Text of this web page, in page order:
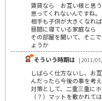
賃貸なら お互い様と思う
思ってくれないんですね。
相手も子供が大きくなれ
昼間に寝ている家庭なら
その部屋を聞いて、そこ
ょうか
そういう時期は | 2011/
しばらく仕方ないし、お
んだったら今後の事を考え
対策として、二重三重に
（？）マットを敷かれて